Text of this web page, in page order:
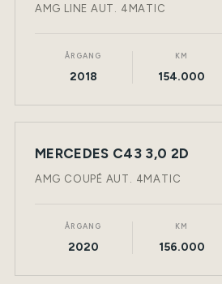
AMG LINE AUT. 4MATIC
ÅRGANG
2018
KM
154.000
LEASING NY BIL
MERCEDES C43 3,0 2D
AMG COUPÉ AUT. 4MATIC
ÅRGANG
2020
KM
156.000